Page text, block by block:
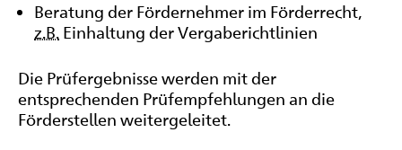
Beratung der Fördernehmer im Förderrecht,
z.B. Einhaltung der Vergaberichtlinien
Die Prüfergebnisse werden mit der
entsprechenden Prüfempfehlungen an die
Förderstellen weitergeleitet.